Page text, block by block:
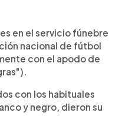
en el servicio fúnebre
nacional de fútbol
con el apodo de
con los habituales
y negro, dieron su